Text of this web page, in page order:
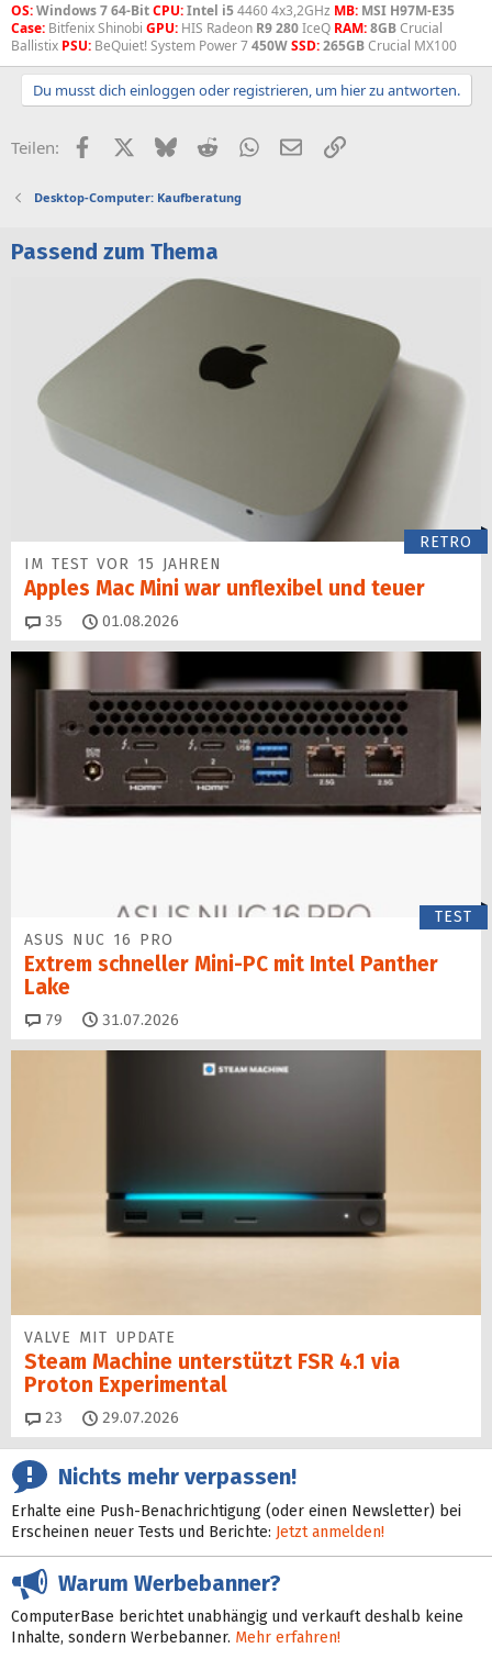
OS:Windows 7 64-BitCPU:Intel i54460 4x3,2GHz MB: MSI H97M-E35
Case: Bitfenix Shinobi GPU: HIS Radeon R9 280IceQ RAM:8GBCrucial
Ballistix PSU: BeQuiet! System Power 7450WSSD:265GBCrucial MX100
Du musst dich einloggen oder registrieren, um hier zu antworten.
Teilen: FacebookX (Twitter)
BlueskyRedditWhatsApp
E-MailLink
Desktop-Computer: Kaufberatung
Passend zum Thema
RETRO
IM TEST VOR 15 JAHREN
Apples Mac Mini war unflexibel und teuer
35 Kommentare
01.08.2026
TEST
ASUS NUC 16 PRO
Extrem schneller Mini-PC mit Intel Panther
Lake
79 Kommentare
31.07.2026
VALVE MIT UPDATE
Steam Machine unterstützt FSR 4.1 via
Proton Experimental
23 Kommentare
29.07.2026
Nichts mehr verpassen!
Erhalte eine Push-Benachrichtigung (oder einen Newsletter) bei
Erscheinen neuer Tests und Berichte: Jetzt anmelden!
Warum Werbebanner?
ComputerBase berichtet unabhängig und verkauft deshalb keine
Inhalte, sondern Werbebanner. Mehr erfahren!